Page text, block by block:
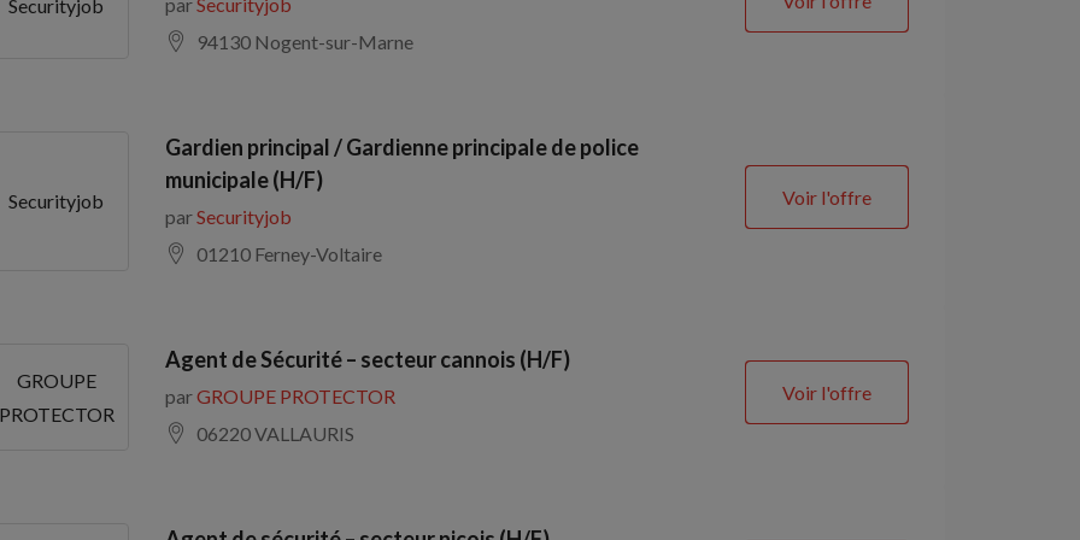
Securityjob
94130 Nogent-sur-Marne
Securityjob
Gardien principal / Gardienne principale de police
municipale (H/F)
parSecurityjob
01210 Ferney-Voltaire
Voir l'offre
GROUPE
PROTECTOR
Agent de Sécurité – secteur cannois (H/F)
parGROUPE PROTECTOR
06220 VALLAURIS
Voir l'offre